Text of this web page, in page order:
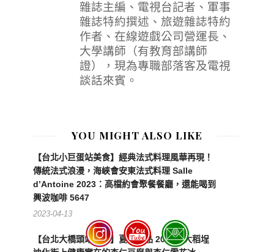
雜誌主編、電視台記者、軍事
雜誌特約撰述、旅遊雜誌特約
作者、在線遊戲公司營運長、
大學講師（有教育部講師
證），現為專職部落客及電視
談話來賓。
YOU MIGHT ALSO LIKE
【台北小巨蛋站美食】經典法式料理風華再現！
傳統法式浪漫，海峽會安東法式料理 Salle
d’Antoine 2023：高檔約會聚餐餐廳，還能喝到
興波咖啡 5647
2023-04-13
【台北大橋頭站美食】夏樹甜品 2026：大稻埕